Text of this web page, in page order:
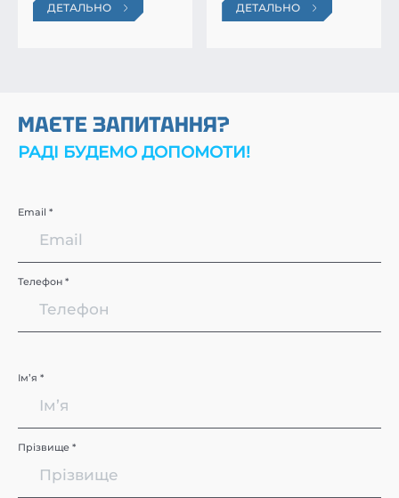
ДЕТАЛЬНО ДЕТАЛЬНО
МАЄТЕ ЗАПИТАННЯ?
РАДІ БУДЕМО ДОПОМОТИ!
Email *
Телефон *
Імʼя *
Прізвище *